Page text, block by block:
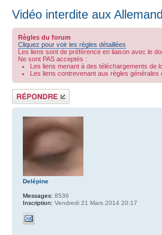
Vidéo interdite aux
Règles du forum
Cliquez pour voir les règles détaillées
Les liens sont de préférence en liaison avec le
Ne sont PAS acceptés :
Les liens menant à des téléchargements de
Les liens contrevenant aux règles générales
Répondre
Delépine
Messages: 8536
Inscription: Vendredi 21 Mars 2014 20:17